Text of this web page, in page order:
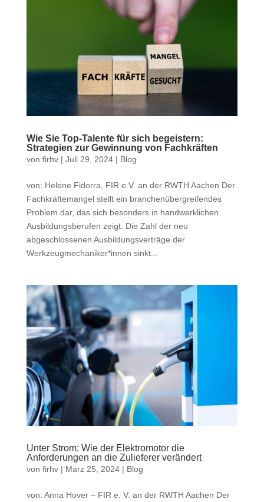
Wie Sie Top-Talente für sich begeistern:
Strategien zur Gewinnung von Fachkräften
von firhv| Juli 29, 2024| Blog
von: Helene Fidorra, FIR e.V. an der RWTH Aachen Der
Fachkräftemangel stellt ein branchenübergreifendes
Problem dar, das sich besonders in handwerklichen
Ausbildungsberufen zeigt. Die Zahl der neu
abgeschlossenen Ausbildungsverträge der
Werkzeugmechaniker*innen sinkt...
Unter Strom: Wie der Elektromotor die
Anforderungen an die Zulieferer verändert
von firhv| März 25, 2024| Blog
von: Anna Hover – FIR e. V. an der RWTH Aachen Der